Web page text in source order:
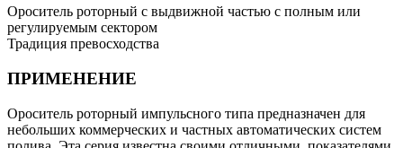
Ороситель роторный с выдвижной частью с полным или
регулируемым сектором
Традиция превосходства
ПРИМЕНЕНИЕ
Ороситель роторный импульсного типа предназначен для
небольших коммерческих и частных автоматических систем